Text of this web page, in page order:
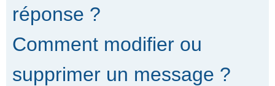
réponse ?
Comment modifier ou
supprimer un message ?